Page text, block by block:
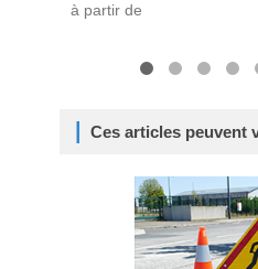
à partir de
Ces articles peuvent